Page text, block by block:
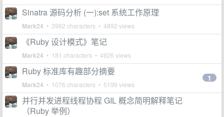
Sinatra 源码分析 (一):set 系统工作原理
Mark24 • 3962 characters • 4892 views
《Ruby 设计模式》笔记
Mark24 • 181 characters • 4926 views
Ruby 标准库有趣部分摘要
Mark24 • 1076 characters • 5199 views
1
并行并发进程线程协程 GIL 概念简明解释笔记
（Ruby 举例）